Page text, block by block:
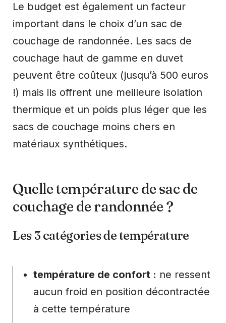
Le budget est également un facteur
important dans le choix d’un sac de
couchage de randonnée. Les sacs de
couchage haut de gamme en duvet
peuvent être coûteux (jusqu’à 500 euros
!) mais ils offrent une meilleure isolation
thermique et un poids plus léger que les
sacs de couchage moins chers en
matériaux synthétiques.
Quelle température de sac de
couchage de randonnée ?
Les 3 catégories de température
température de confort : ne ressent
aucun froid en position décontractée
à cette température